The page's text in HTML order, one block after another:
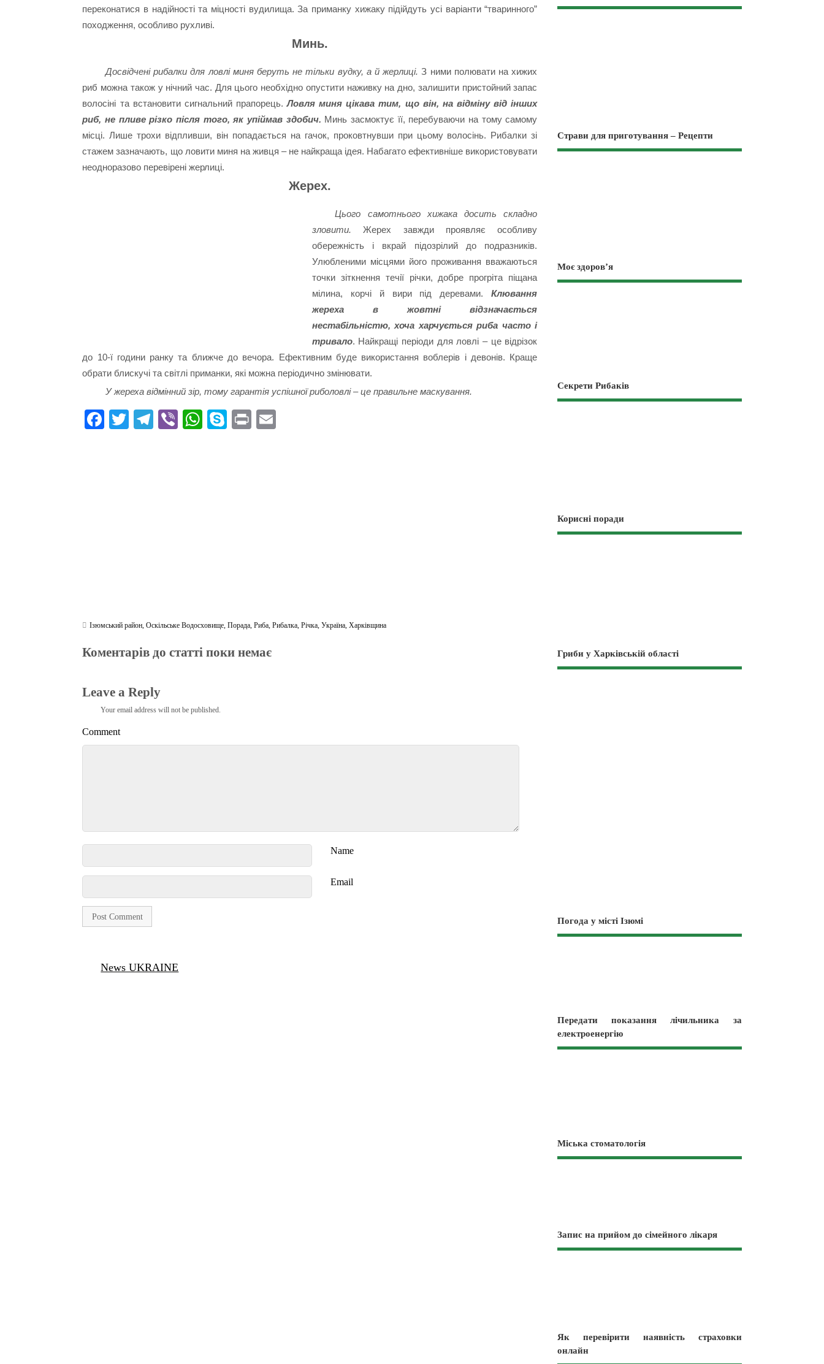
переконатися в надійності та міцності вудилища. За приманку хижаку підійдуть усі варіанти “тваринного”
походження, особливо рухливі.
Минь.
Досвідчені рибалки для ловлі миня беруть не тільки вудку, а й жерлиці. З ними полювати на хижих
риб можна також у нічний час. Для цього необхідно опустити наживку на дно, залишити пристойний запас
волосіні та встановити сигнальний прапорець.Ловля миня цікава тим, що він, на відміну від інших
риб, не пливе різко після того, як упіймав здобич. Минь засмоктує її, перебуваючи на тому самому
місці. Лише трохи відпливши, він попадається на гачок, проковтнувши при цьому волосінь. Рибалки зі
стажем зазначають, що ловити миня на живця – не найкраща ідея. Набагато ефективніше використовувати
неодноразово перевірені жерлиці.
Жерех.
Цього самотнього хижака досить складно
зловити. Жерех завжди проявляє особливу
обережність і вкрай підозрілий до подразників.
Улюбленими місцями його проживання вважаються
точки зіткнення течії річки, добре прогріта піщана
мілина, корчі й вири під деревами.Клювання
жереха в жовтні відзначається
нестабільністю, хоча харчується риба часто і
тривало. Найкращі періоди для ловлі – це відрізок
до 10-ї години ранку та ближче до вечора. Ефективним буде використання воблерів і девонів. Краще
обрати блискучі та світлі приманки, які можна періодично змінювати.
У жереха відмінний зір, тому гарантія успішної риболовлі – це правильне маскування.
Fa T
Te Vi
W
S
Pr
Ізюмський район ,Оскільське Водосховище ,Порада ,Риба ,Рибалка ,Річка ,Україна ,Харківщина
Коментарів до статті поки немає
Leave a Reply
Your email address will not be published.
Comment
Name
Email
News UKRAINE
Страви для приготування – Рецепти
Моє здоров’я
Секрети Рибаків
Корисні поради
Гриби у Харківській області
Погода у місті Ізюмі
Передати показання лічильника за
електроенергію
Міська стоматологія
Запис на прийом до сімейного лікаря
Як перевірити наявність страховки
онлайн